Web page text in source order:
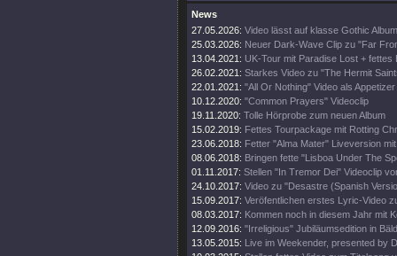
News
27.05.2026: Video lässt auf klasse Gothic
25.03.2026: Neuer Dark-Wave Clip zu "Far
13.04.2021: UK-Tour mit Paradise Lost + fettes
26.02.2021: Starkes Video zu "The Hermit
22.01.2021: "All Or Nothing" Video als Appetizer
10.12.2020: "Common Prayers" Videoclip
19.11.2020: Tolle Hörprobe zum neuen Album
15.02.2019: Fettes Tourpackage mit Rotting
23.06.2018: Fetter "Alma Mater" Liveversion
08.06.2018: Bringen fette "Lisboa Under The
01.11.2017: Stellen "In Tremor Dei" Videoclip
24.10.2017: Video zu "Desastre (Spanish
15.09.2017: Veröfentlichen erstes Lyric-Video
08.03.2017: Kommen noch in diesem Jahr mit
12.09.2016: "Irreligious" Jubiläumsedition in
13.05.2015: Live im Weekender, presented by